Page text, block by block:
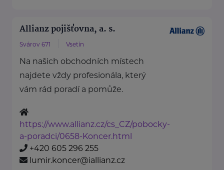
Allianz pojišťovna, a. s.
Svárov 671 Vsetín
Na našich obchodních místech
najdete vždy profesionála, který
vám rád poradí a pomůže.
https://www.allianz.cz/cs_CZ/pobocky-
a-poradci/0658-Koncer.html
+420 605 296 255
lumir.koncer@iallianz.cz